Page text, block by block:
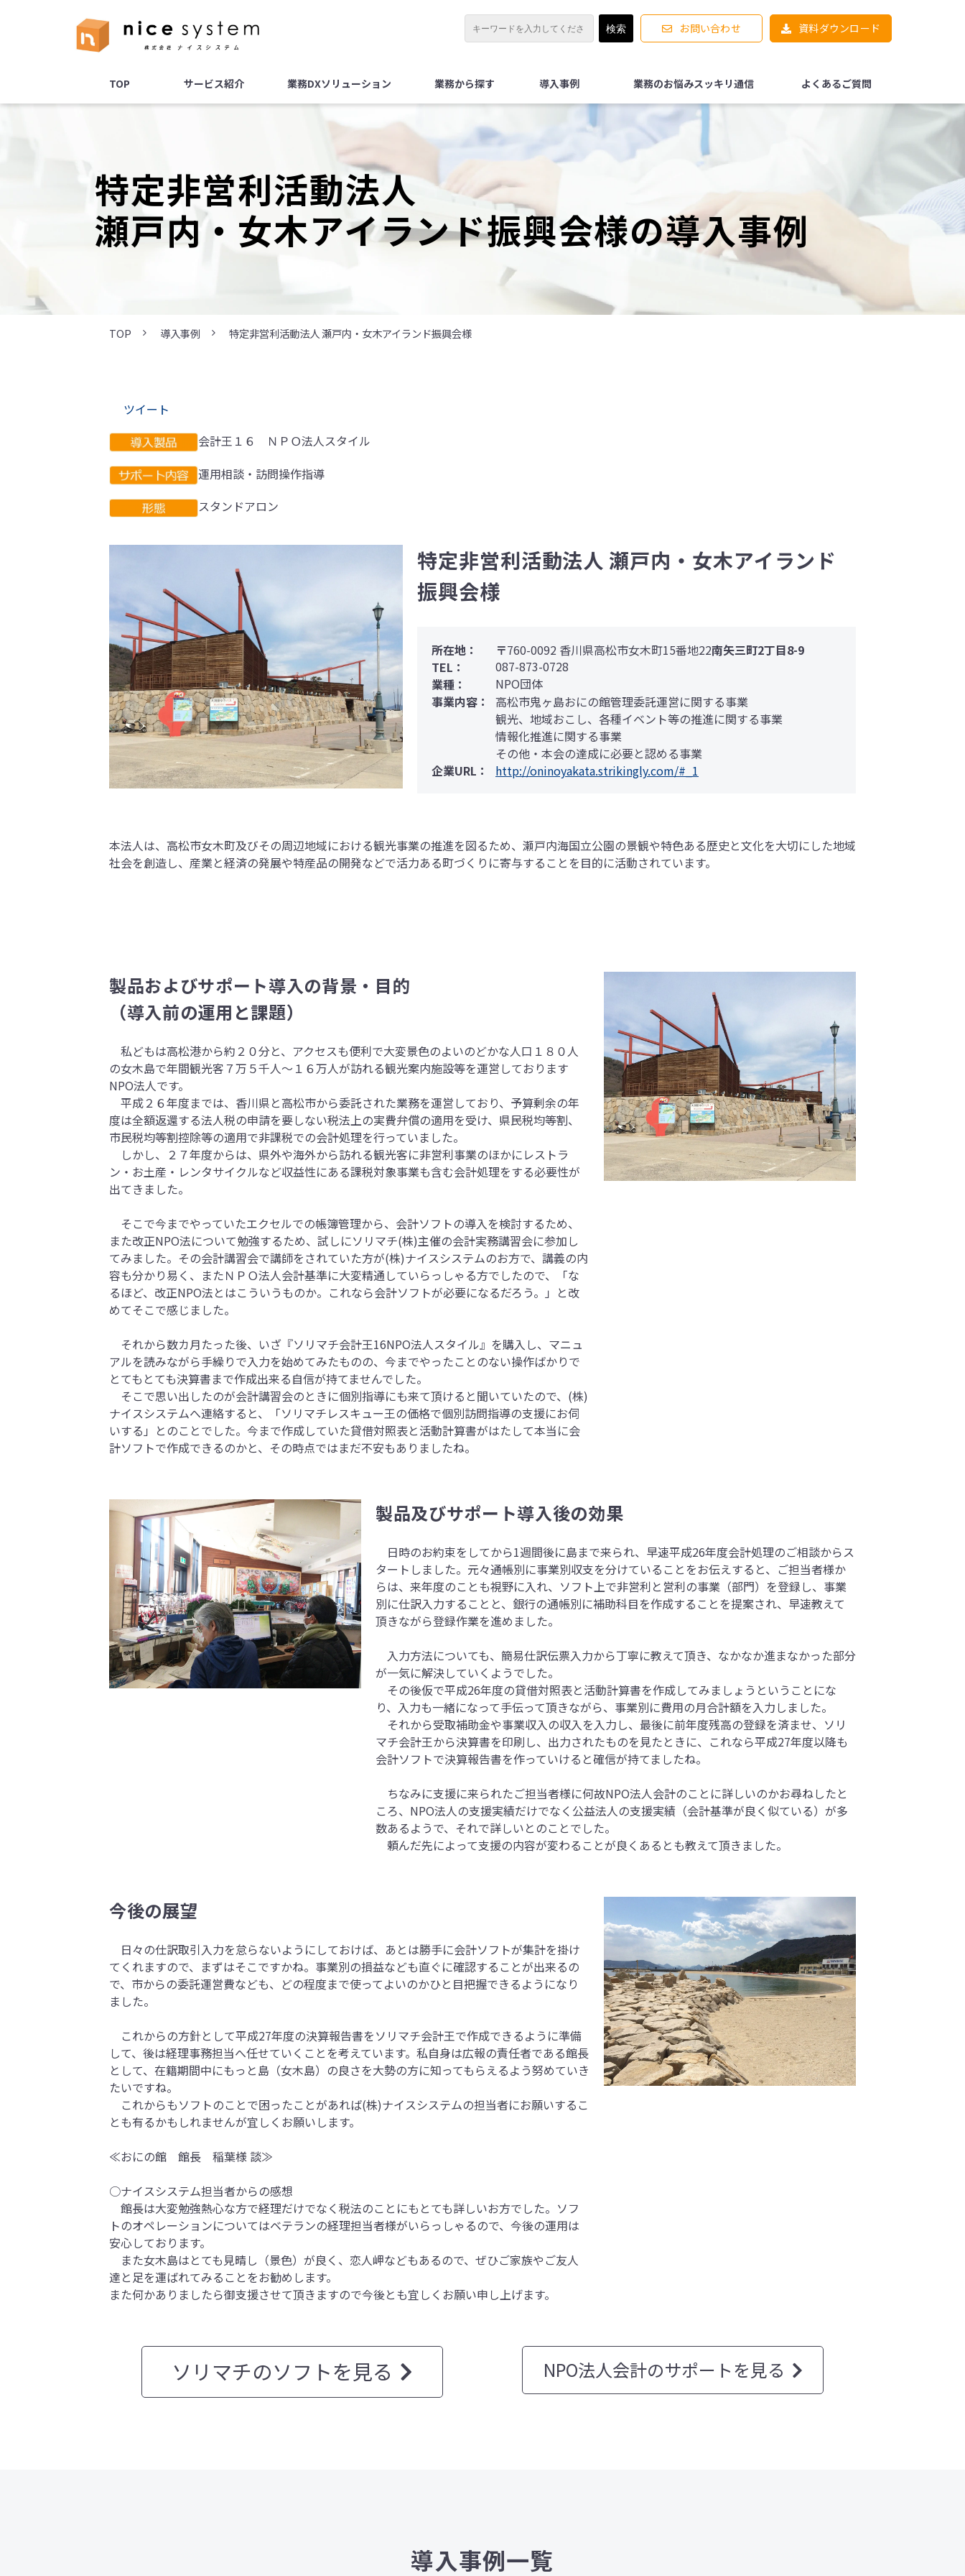
お問い合わせ 資料ダウンロード
TOP サービス紹介 業務DXソリューション 業務から探す 導入事例 業務のお悩みスッキリ通信 よくあるご質問
特定非営利活動法人
瀬戸内・女木アイランド振興会様の導入事例
TOP 導入事例 特定非営利活動法人 瀬戸内・女木アイランド振興会様
ツイート
会計王１６ ＮＰＯ法人スタイル
運用相談・訪問操作指導
スタンドアロン
特定非営利活動法人 瀬戸内・女木アイランド
振興会様
所在地： 〒760-0092 香川県高松市女木町15番地22南矢三町2丁目8-9
TEL：
087-873-0728
業種：
NPO団体
事業内容：
高松市鬼ヶ島おにの館管理委託運営に関する事業
観光、地域おこし、各種イベント等の推進に関する事業
情報化推進に関する事業
その他・本会の達成に必要と認める事業
企業URL：
http://oninoyakata.strikingly.com/#_1
本法人は、高松市女木町及びその周辺地域における観光事業の推進を図るため、瀬戸内海国立公園の景観や特色ある歴史と文化を大切にした地域
社会を創造し、産業と経済の発展や特産品の開発などで活力ある町づくりに寄与することを目的に活動されています。
製品およびサポート導入の背景・目的
（導入前の運用と課題）
私どもは高松港から約２０分と、アクセスも便利で大変景色のよいのどかな人口１８０人
の女木島で年間観光客７万５千人～１６万人が訪れる観光案内施設等を運営しております
NPO法人です。
平成２６年度までは、香川県と高松市から委託された業務を運営しており、予算剰余の年
度は全額返還する法人税の申請を要しない税法上の実費弁償の適用を受け、県民税均等割、
市民税均等割控除等の適用で非課税での会計処理を行っていました。
しかし、２７年度からは、県外や海外から訪れる観光客に非営利事業のほかにレストラ
ン・お土産・レンタサイクルなど収益性にある課税対象事業も含む会計処理をする必要性が
出てきました。
そこで今までやっていたエクセルでの帳簿管理から、会計ソフトの導入を検討するため、
また改正NPO法について勉強するため、試しにソリマチ(株)主催の会計実務講習会に参加し
てみました。その会計講習会で講師をされていた方が(株)ナイスシステムのお方で、講義の内
容も分かり易く、またＮＰＯ法人会計基準に大変精通していらっしゃる方でしたので、「な
るほど、改正NPO法とはこういうものか。これなら会計ソフトが必要になるだろう。」と改
めてそこで感じました。
それから数カ月たった後、いざ『ソリマチ会計王16NPO法人スタイル』を購入し、マニュ
アルを読みながら手繰りで入力を始めてみたものの、今までやったことのない操作ばかりで
とてもとても決算書まで作成出来る自信が持てませんでした。
そこで思い出したのが会計講習会のときに個別指導にも来て頂けると聞いていたので、(株)
ナイスシステムへ連絡すると、「ソリマチレスキュー王の価格で個別訪問指導の支援にお伺
いする」とのことでした。今まで作成していた貸借対照表と活動計算書がはたして本当に会
計ソフトで作成できるのかと、その時点ではまだ不安もありましたね。
製品及びサポート導入後の効果
日時のお約束をしてから1週間後に島まで来られ、早速平成26年度会計処理のご相談からス
タートしました。元々通帳別に事業別収支を分けていることをお伝えすると、ご担当者様か
らは、来年度のことも視野に入れ、ソフト上で非営利と営利の事業（部門）を登録し、事業
別に仕訳入力することと、銀行の通帳別に補助科目を作成することを提案され、早速教えて
頂きながら登録作業を進めました。
入力方法についても、簡易仕訳伝票入力から丁寧に教えて頂き、なかなか進まなかった部分
が一気に解決していくようでした。
その後仮で平成26年度の貸借対照表と活動計算書を作成してみましょうということにな
り、入力も一緒になって手伝って頂きながら、事業別に費用の月合計額を入力しました。
それから受取補助金や事業収入の収入を入力し、最後に前年度残高の登録を済ませ、ソリ
マチ会計王から決算書を印刷し、出力されたものを見たときに、これなら平成27年度以降も
会計ソフトで決算報告書を作っていけると確信が持てましたね。
ちなみに支援に来られたご担当者様に何故NPO法人会計のことに詳しいのかお尋ねしたと
ころ、NPO法人の支援実績だけでなく公益法人の支援実績（会計基準が良く似ている）が多
数あるようで、それで詳しいとのことでした。
頼んだ先によって支援の内容が変わることが良くあるとも教えて頂きました。
今後の展望
日々の仕訳取引入力を怠らないようにしておけば、あとは勝手に会計ソフトが集計を掛け
てくれますので、まずはそこですかね。事業別の損益なども直ぐに確認することが出来るの
で、市からの委託運営費なども、どの程度まで使ってよいのかひと目把握できるようになり
ました。
これからの方針として平成27年度の決算報告書をソリマチ会計王で作成できるように準備
して、後は経理事務担当へ任せていくことを考えています。私自身は広報の責任者である館長
として、在籍期間中にもっと島（女木島）の良さを大勢の方に知ってもらえるよう努めていき
たいですね。
これからもソフトのことで困ったことがあれば(株)ナイスシステムの担当者にお願いするこ
とも有るかもしれませんが宜しくお願いします。
≪おにの館 館長 稲葉様 談≫
○ナイスシステム担当者からの感想
館長は大変勉強熱心な方で経理だけでなく税法のことにもとても詳しいお方でした。ソフ
トのオペレーションについてはベテランの経理担当者様がいらっしゃるので、今後の運用は
安心しております。
また女木島はとても見晴し（景色）が良く、恋人岬などもあるので、ぜひご家族やご友人
達と足を運ばれてみることをお勧めします。
また何かありましたら御支援させて頂きますので今後とも宜しくお願い申し上げます。
ソリマチのソフトを見る NPO法人会計のサポートを見る
導入事例一覧